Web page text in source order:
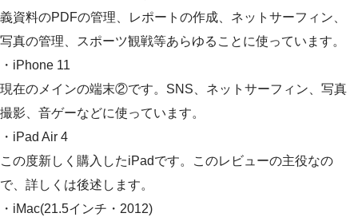
義資料のPDFの管理、レポートの作成、ネットサーフィン、
写真の管理、スポーツ観戦等あらゆることに使っています。
・iPhone 11
現在のメインの端末②です。SNS、ネットサーフィン、写真
撮影、音ゲーなどに使っています。
・iPad Air 4
この度新しく購入したiPadです。このレビューの主役なの
で、詳しくは後述します。
・iMac(21.5インチ・2012)